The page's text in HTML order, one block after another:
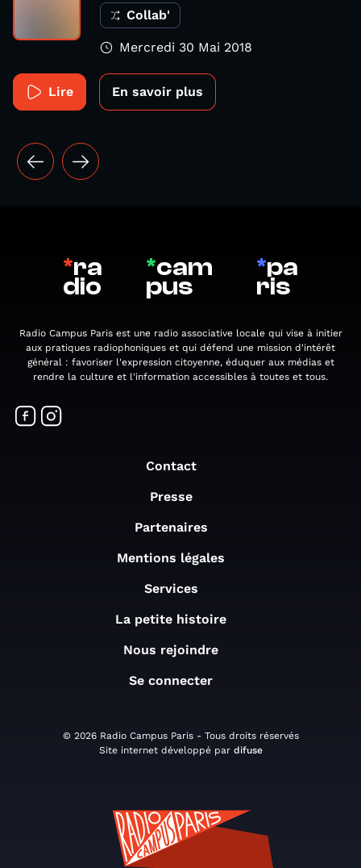
Collab'
Mercredi 30 Mai 2018
Lire En savoir plus
*ra
dio
*cam
pus
*pa
ris
Radio Campus Paris est une radio associative locale qui vise à initier
aux pratiques radiophoniques et qui défend une mission d'intérêt
général : favoriser l'expression citoyenne, éduquer aux médias et
rendre la culture et l'information accessibles à toutes et tous.
Contact
Presse
Partenaires
Mentions légales
Services
La petite histoire
Nous rejoindre
Se connecter
© 2026 Radio Campus Paris - Tous droits réservés
Site internet développé par difuse